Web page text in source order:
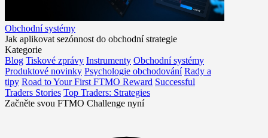
Obchodní systémy
Jak aplikovat sezónnost do obchodní strategie
Kategorie
Blog Tiskové zprávy Instrumenty Obchodní systémy
Produktové novinky Psychologie obchodování Rady a
tipy Road to Your First FTMO Reward Successful
Traders Stories Top Traders: Strategies
Začněte svou FTMO Challenge nyní